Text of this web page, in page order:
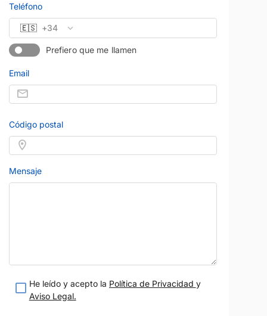
Teléfono
🇪🇸 +34
Prefiero que me llamen
Email
Código postal
Mensaje
He leído y acepto la Política de Privacidad y
Aviso Legal.